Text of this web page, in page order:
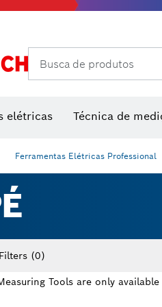
Busca de produtos
elétricas Técnica de
Ferramentas Elétricas Professional
Filters (0)
Tools are only